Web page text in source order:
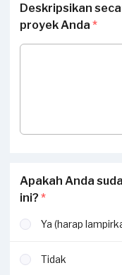
Deskripsikan
proyek Anda *
Apakah Anda
ini? *
Ya (harap
Tidak